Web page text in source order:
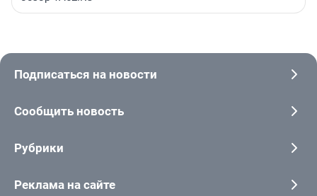
Подписаться на новости
Сообщить новость
Рубрики
Реклама на сайте